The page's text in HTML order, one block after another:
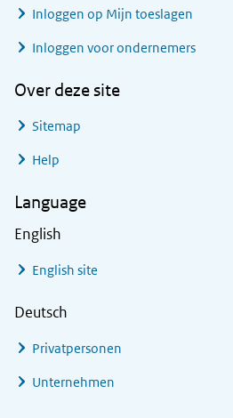
Inloggen op Mijn toeslagen
Inloggen voor ondernemers
Over deze site
Sitemap
Help
Language
English
English site
Deutsch
Privatpersonen
Unternehmen